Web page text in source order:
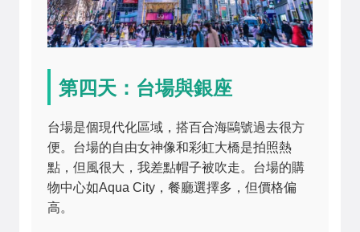
第四天：台場與銀座
台場是個現代化區域，搭百合海鷗號過去很方
便。台場的自由女神像和彩虹大橋是拍照熱
點，但風很大，我差點帽子被吹走。台場的購
物中心如Aqua City，餐廳選擇多，但價格偏
高。